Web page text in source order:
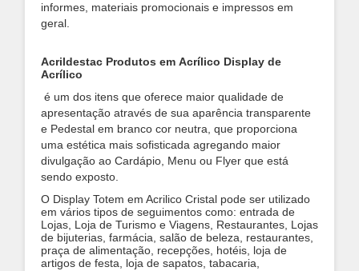
informes, materiais promocionais e impressos em
geral.
Acrildestac Produtos em Acrílico Display de
Acrílico
é um dos itens que oferece maior qualidade de
apresentação através de sua aparência transparente
e Pedestal em branco cor neutra, que proporciona
uma estética mais sofisticada agregando maior
divulgação ao Cardápio, Menu ou Flyer que está
sendo exposto.
O Display Totem em Acrilico Cristal pode ser utilizado
em vários tipos de seguimentos como: entrada de
Lojas, Loja de Turismo e Viagens, Restaurantes, Lojas
de bijuterias, farmácia, salão de beleza, restaurantes,
praça de alimentação, recepções, hotéis, loja de
artigos de festa, loja de sapatos, tabacaria,